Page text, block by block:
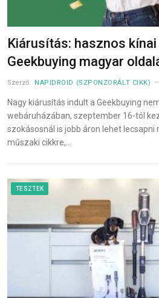
Kiárusítás: hasznos
Geekbuying magyar
Szerző: NAPIDROID (SZPONZORÁLT CIKK)
Nagy kiárusítás indult a Geekbuying
webáruházában, szeptember 16-tól
szokásosnál is jobb áron lehet
műszaki cikkre,…
TESZTEK